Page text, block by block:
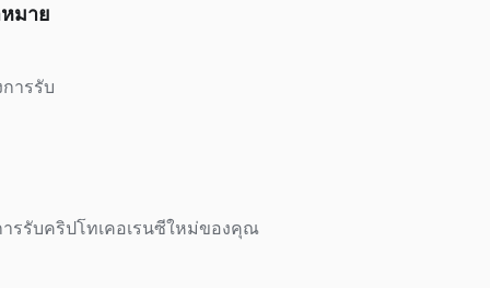
หมาย
ารรับ
รรับคริปโทเคอเรนซีใหม่ของคุณ